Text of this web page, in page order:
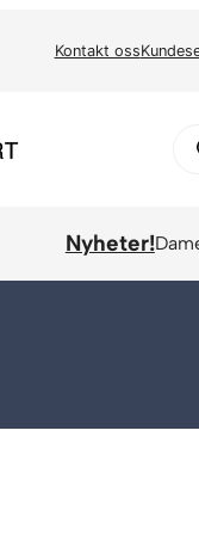
Kontakt oss
Nyheter!